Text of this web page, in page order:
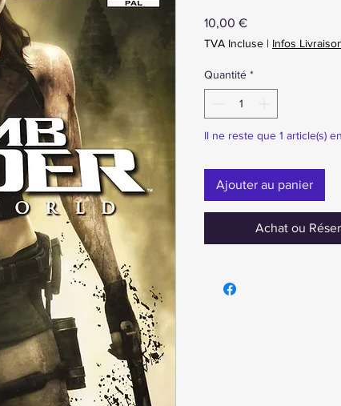
10,00 €Prix
TVA Incluse | Infos
Quantité *
Il ne reste que 1 article(s)
Ajouter au panier
Achat ou